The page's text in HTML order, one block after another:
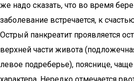
же надо сказать, что во время
заболевание встречается, к
Острый панкреатит проявляется
верхней части живота
левое подреберье), пояснице,